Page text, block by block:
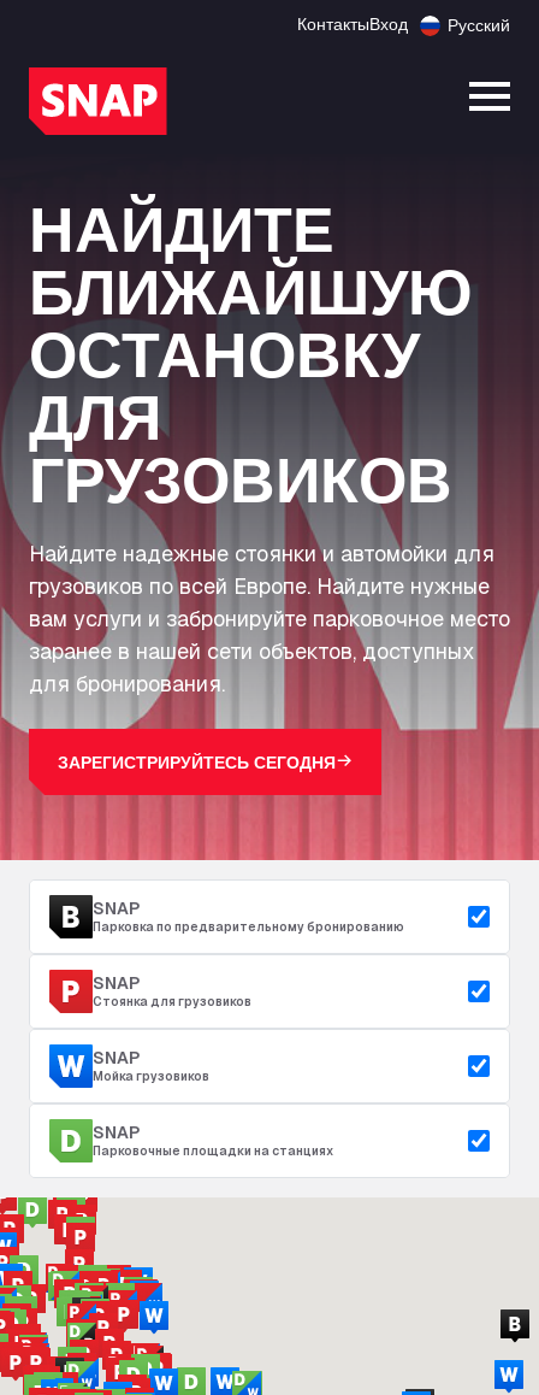
КонтактыВход Русский
НАЙДИТЕ
БЛИЖАЙШУЮ
ОСТАНОВКУ
ДЛЯ
ГРУЗОВИКОВ
Найдите надежные стоянки и автомойки для
грузовиков по всей Европе. Найдите нужные
вам услуги и забронируйте парковочное место
заранее в нашей сети объектов, доступных
для бронирования.
ЗАРЕГИСТРИРУЙТЕСЬ СЕГОДНЯ
SNAP
Парковка по предварительному бронированию
SNAP
Стоянка для грузовиков
SNAP
Мойка грузовиков
SNAP
Парковочные площадки на станциях